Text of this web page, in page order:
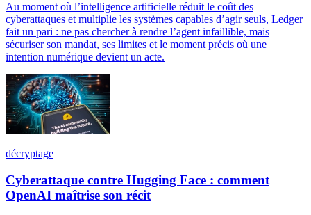
Au moment où l’intelligence artificielle réduit le coût des
cyberattaques et multiplie les systèmes capables d’agir seuls, Ledger
fait un pari : ne pas chercher à rendre l’agent infaillible, mais
sécuriser son mandat, ses limites et le moment précis où une
intention numérique devient un acte.
décryptage
Cyberattaque contre Hugging Face : comment
OpenAI maîtrise son récit